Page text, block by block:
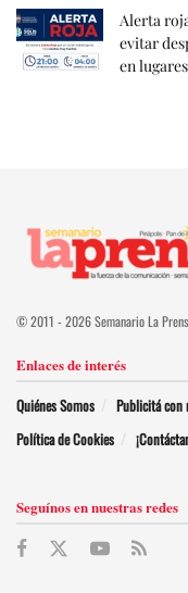
Alerta
evitar
en
© 2011 - 2026 Semanario La
Enlaces de interés
Quiénes Somos Publicitá con
Política de Cookies
Seguínos en nuestras redes